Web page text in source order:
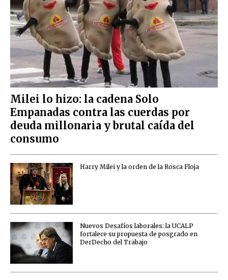
Milei lo hizo: la cadena Solo
Empanadas contra las cuerdas por
deuda millonaria y brutal caída del
consumo
Harry Milei y la orden de la Rosca Floja
Nuevos Desafíos laborales: la UCALP
fortalece su propuesta de posgrado en
DerDecho del Trabajo